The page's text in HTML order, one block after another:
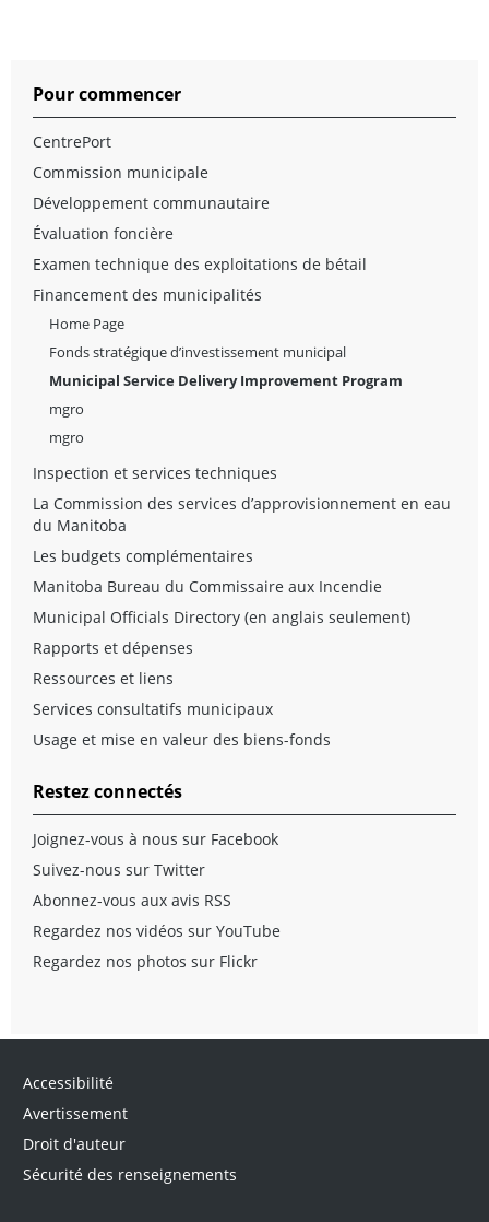
Pour commencer
CentrePort
Commission municipale
Développement communautaire
Évaluation foncière
Examen technique des exploitations de bétail
Financement des municipalités
Home Page
Fonds stratégique d’investissement municipal
Municipal Service Delivery Improvement Program
mgro
mgro
Inspection et services techniques
La Commission des services d’approvisionnement en eau
du Manitoba
Les budgets complémentaires
Manitoba Bureau du Commissaire aux Incendie
Municipal Officials Directory (en anglais seulement)
Rapports et dépenses
Ressources et liens
Services consultatifs municipaux
Usage et mise en valeur des biens-fonds
Restez connectés
Joignez-vous à nous sur Facebook
Suivez-nous sur Twitter
Abonnez-vous aux avis RSS
Regardez nos vidéos sur YouTube
Regardez nos photos sur Flickr
Accessibilité
Avertissement
Droit d'auteur
Sécurité des renseignements